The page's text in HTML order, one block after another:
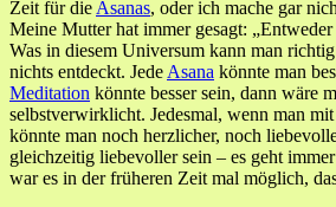
Zeit für die Asanas, oder ich mache gar
Meine Mutter hat immer gesagt:
Was in diesem Universum kann man
nichts entdeckt. Jede Asana könnte man
Meditation könnte besser sein, dann wäre
selbstverwirklicht. Jedesmal, wenn man
könnte man noch herzlicher, noch
gleichzeitig liebevoller sein – es geht
war es in der früheren Zeit mal möglich,